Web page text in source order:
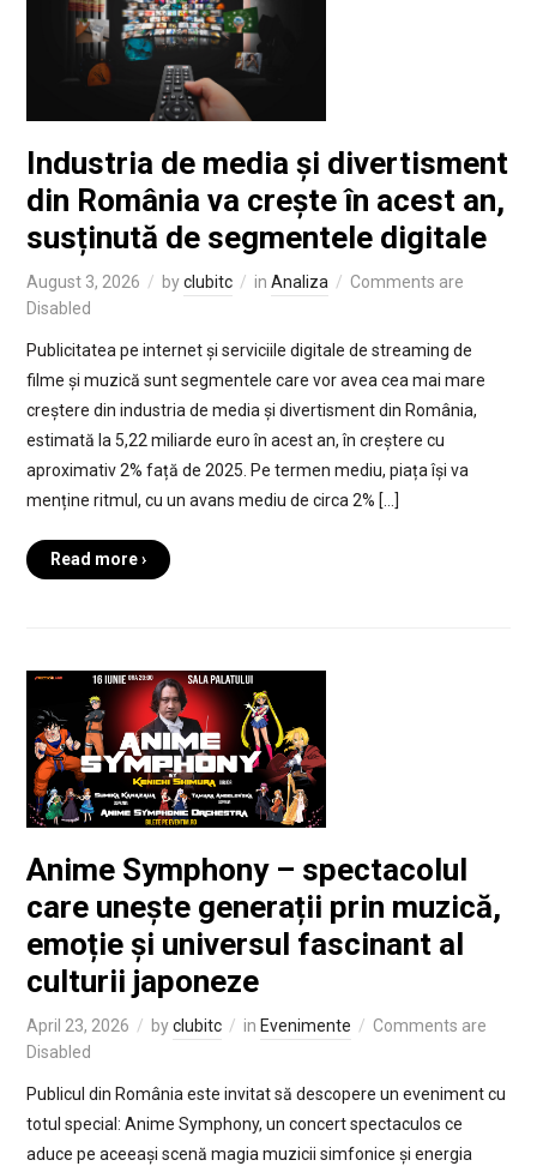
Industria de media și divertisment
din România va crește în acest an,
susținută de segmentele digitale
August 3, 2026 byclubitc in Analiza
Comments are
Disabled
Publicitatea pe internet și serviciile digitale de streaming de
filme și muzică sunt segmentele care vor avea cea mai mare
creștere din industria de media și divertisment din România,
estimată la 5,22 miliarde euro în acest an, în creștere cu
aproximativ 2% față de 2025. Pe termen mediu, piața își va
menține ritmul, cu un avans mediu de circa 2% […]
Read more ›
Anime Symphony – spectacolul
care unește generații prin muzică,
emoție și universul fascinant al
culturii japoneze
April 23, 2026 byclubitc in Evenimente
Comments are
Disabled
Publicul din România este invitat să descopere un eveniment cu
totul special: Anime Symphony, un concert spectaculos ce
aduce pe aceeași scenă magia muzicii simfonice și energia